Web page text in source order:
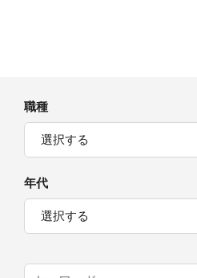
職種
選択する
年代
選択する